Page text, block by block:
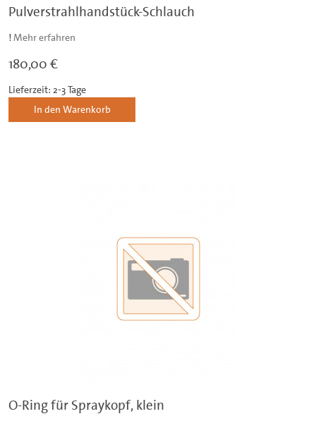
Pulverstrahlhandstück-Schlauch
! Mehr erfahren
180,00 €
Lieferzeit: 2-3 Tage
In den Warenkorb
O-Ring für Spraykopf, klein